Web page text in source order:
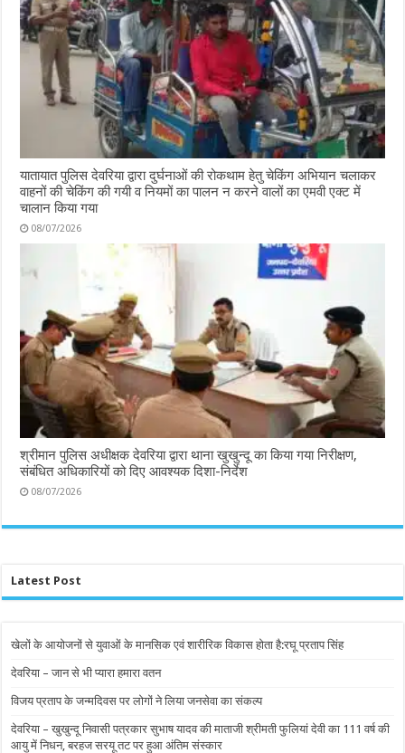
यातायात पुलिस देवरिया द्वारा दुर्घनाओं की रोकथाम हेतु चेकिंग अभियान चलाकर
वाहनों की चेकिंग की गयी व नियमों का पालन न करने वालों का एमवी एक्ट में
चालान किया गया
08/07/2026
श्रीमान पुलिस अधीक्षक देवरिया द्वारा थाना खुखुन्दू का किया गया निरीक्षण,
संबंधित अधिकारियों को दिए आवश्यक दिशा-निर्देश
08/07/2026
Latest Post
खेलों के आयोजनों से युवाओं के मानसिक एवं शारीरिक विकास होता है:रघू प्रताप सिंह
देवरिया – जान से भी प्यारा हमारा वतन
विजय प्रताप के जन्मदिवस पर लोगों ने लिया जनसेवा का संकल्प
देवरिया – खुखुन्दू निवासी पत्रकार सुभाष यादव की माताजी श्रीमती फुलियां देवी का 111 वर्ष की
आयु में निधन, बरहज सरयू तट पर हुआ अंतिम संस्कार